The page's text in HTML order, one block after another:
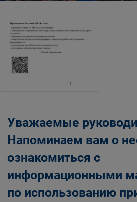
Уважаемые
Напоминаем вам о
ознакомиться с
информационными
по использованию